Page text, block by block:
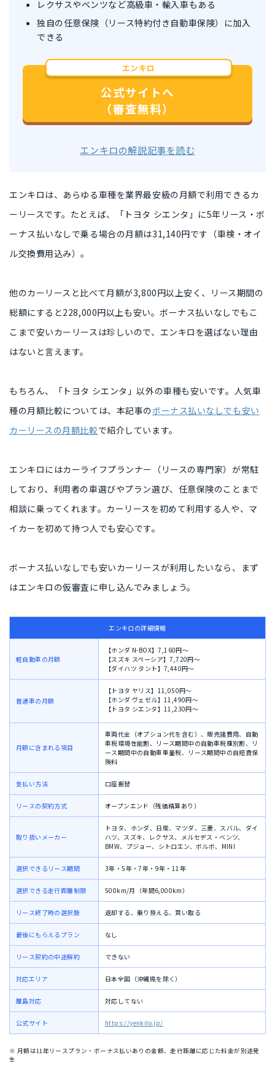
レクサスやベンツなど高級車・輸入車もある
独自の任意保険（リース特約付き自動車保険）に加入
できる
エンキロ
公式サイトへ
（審査無料）
エンキロの解説記事を読む
エンキロは、 あらゆる車種を業界最安級の月額で利用できるカ
ーリースです。たとえば、「トヨタ シエンタ」に5年リース・ボ
ーナス払いなしで乗る場合の月額は31,140円です（車検・オイ
ル交換費用込み）。
他のカーリースと比べて月額が3,800円以上安く 、リース期間の
総額にすると228,000円以上も安い。ボーナス払いなしでもこ
こまで安いカーリースは珍しいので、 エンキロを選ばない理由
はない と言えます。
もちろん、「トヨタ シエンタ」以外の車種も安いです。 人気車
種の月額比較については、本記事のボーナス払いなしでも安い
カーリースの月額比較で紹介しています。
エンキロにはカーライフプランナー（リースの専門家）が常駐
しており、利用者の車選びやプラン選び、任意保険のことまで
相談に乗ってくれます。 カーリースを初めて利用する人 や、マ
イカーを初めて持つ人 でも安心です。
ボーナス払いなしでも安いカーリースが利用したいなら、
まず
はエンキロ の仮審査に申し込んでみましょう。
エンキロの詳細情報
軽自動車の月額
【ホンダ N-BOX】7,160円〜
【スズキ スペーシア】7,720円〜
【ダイハツ タント】7,440円〜
普通車の月額
【トヨタ ヤリス】11,050円〜
【ホンダ ヴェゼル】11,490円〜
【トヨタ シエンタ】11,230円〜
月額に含まれる項目
車両代金（オプション代を含む）、販売諸費用、自動
車税環境性能割、リース期間中の自動車税種別割、リ
ース期間中の自動車重量税、リース期間中の自賠責保
険料
支払い方法 口座振替
リースの契約方式 オープンエンド（残価精算あり）
取り扱いメーカー
トヨタ、ホンダ、日産、マツダ、三菱、スバル、ダイ
ハツ、スズキ、レクサス、メルセデス・ベンツ、
BMW、プジョー、シトロエン、ボルボ、MINI
選択できるリース期間 3年・5年・7年・9年・11年
選択できる走行距離制限 500km/月（年間6,000km）
リース終了時の選択肢 返却する、乗り換える、買い取る
最後にもらえるプラン なし
リース契約の中途解約 できない
対応エリア 日本全国（沖縄県を除く）
離島対応 対応してない
公式サイト https://yenkilo.jp/
※ 月額は11年リースプラン・ボーナス払いありの金額、走行距離に応じた料金が別途発
生